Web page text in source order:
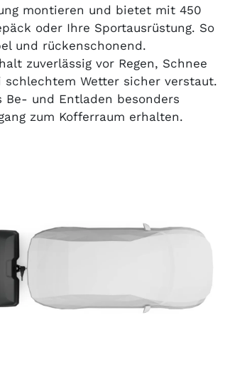
montieren und bietet mit 450
oder Ihre Sportausrüstung. So
und rückenschonend.
zuverlässig vor Regen, Schnee
Wetter sicher verstaut.
Be- und Entladen besonders
zum Kofferraum erhalten.